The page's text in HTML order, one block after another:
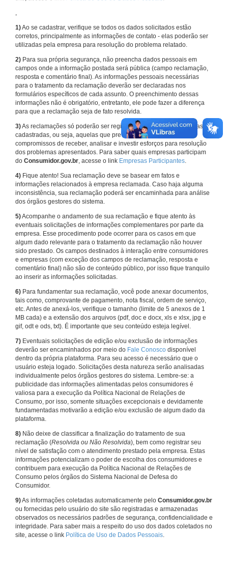
,
1)Ao se cadastrar, verifique se todos os dados solicitados estão
corretos, principalmente as informações de contato - elas poderão ser
utilizadas pela empresa para resolução do problema relatado.
2) Para sua própria segurança, não preencha dados pessoais em
campos onde a informação postada será pública (campo reclamação,
resposta e comentário final). As informações pessoais necessárias
para o tratamento da reclamação deverão ser declaradas nos
formulários específicos de cada assunto. O preenchimento dessas
informações não é obrigatório, entretanto, ele pode fazer a diferença
para que a reclamação seja de fato resolvida.
3)As reclamações só poderão ser registradas em face de empresas
cadastradas, ou seja, aquelas que previamente assumiram
compromissos de receber, analisar e investir esforços para resolução
dos problemas apresentados. Para saber quais empresas participam
do Consumidor.gov.br, acesse o link Empresas Participantes.
4) Fique atento! Sua reclamação deve se basear em fatos e
informações relacionados à empresa reclamada. Caso haja alguma
inconsistência, sua reclamação poderá ser encaminhada para análise
dos órgãos gestores do sistema.
5)Acompanhe o andamento de sua reclamação e fique atento às
eventuais solicitações de informações complementares por parte da
empresa. Esse procedimento pode ocorrer para os casos em que
algum dado relevante para o tratamento da reclamação não houver
sido prestado. Os campos destinados à interação entre consumidores
e empresas (com exceção dos campos de reclamação, resposta e
comentário final) não são de conteúdo público, por isso fique tranquilo
ao inserir as informações solicitadas.
6) Para fundamentar sua reclamação, você pode anexar documentos,
tais como, comprovante de pagamento, nota fiscal, ordem de serviço,
etc. Antes de anexá-los, verifique o tamanho (limite de 5 anexos de 1
MB cada) e a extensão dos arquivos (pdf, doc e docx, xls e xlsx, jpg e
gif, odt e ods, txt). É importante que seu conteúdo esteja legível.
7) Eventuais solicitações de edição e/ou exclusão de informações
deverão ser encaminhados por meio do Fale Conosco disponível
dentro da própria plataforma. Para seu acesso é necessário que o
usuário esteja logado. Solicitações desta natureza serão analisadas
individualmente pelos órgãos gestores do sistema. Lembre-se: a
publicidade das informações alimentadas pelos consumidores é
valiosa para a execução da Política Nacional de Relações de
Consumo, por isso, somente situações excepcionais e devidamente
fundamentadas motivarão a edição e/ou exclusão de algum dado da
plataforma.
8) Não deixe de classificar a finalização do tratamento de sua
reclamação (Resolvida ou Não Resolvida), bem como registrar seu
nível de satisfação com o atendimento prestado pela empresa. Estas
informações potencializam o poder de escolha dos consumidores e
contribuem para execução da Política Nacional de Relações de
Consumo pelos órgãos do Sistema Nacional de Defesa do
Consumidor.
9)As informações coletadas automaticamente pelo Consumidor.gov.br
ou fornecidas pelo usuário do site são registradas e armazenadas
observados os necessários padrões de segurança, confidencialidade e
integridade. Para saber mais a respeito do uso dos dados coletados no
site, acesse o link Política de Uso de Dados Pessoais.